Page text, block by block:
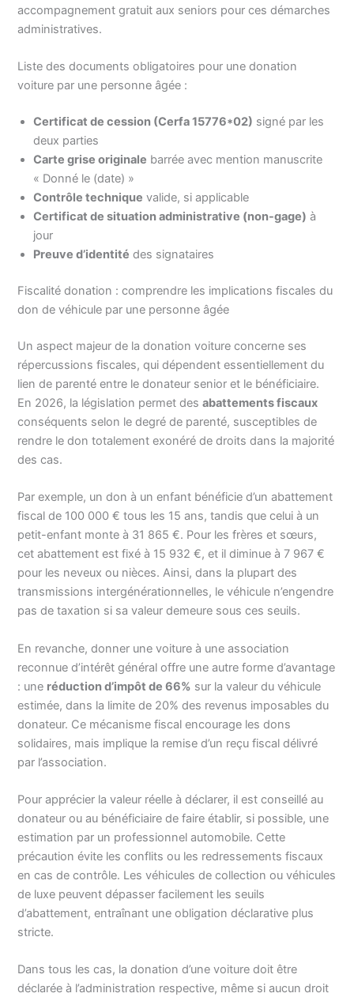
accompagnement gratuit aux seniors pour ces démarches
administratives.
Liste des documents obligatoires pour une donation
voiture par une personne âgée :
Certificat de cession (Cerfa 15776*02) signé par les
deux parties
Carte grise originale barrée avec mention manuscrite
« Donné le (date) »
Contrôle technique valide, si applicable
Certificat de situation administrative (non-gage) à
jour
Preuve d’identité des signataires
Fiscalité donation : comprendre les implications fiscales du
don de véhicule par une personne âgée
Un aspect majeur de la donation voiture concerne ses
répercussions fiscales, qui dépendent essentiellement du
lien de parenté entre le donateur senior et le bénéficiaire.
En 2026, la législation permet desabattements fiscaux
conséquents selon le degré de parenté, susceptibles de
rendre le don totalement exonéré de droits dans la majorité
des cas.
Par exemple, un don à un enfant bénéficie d’un abattement
fiscal de 100 000 € tous les 15 ans, tandis que celui à un
petit-enfant monte à 31 865 €. Pour les frères et sœurs,
cet abattement est fixé à 15 932 €, et il diminue à 7 967 €
pour les neveux ou nièces. Ainsi, dans la plupart des
transmissions intergénérationnelles, le véhicule n’engendre
pas de taxation si sa valeur demeure sous ces seuils.
En revanche, donner une voiture à une association
reconnue d’intérêt général offre une autre forme d’avantage
: une réduction d’impôt de 66% sur la valeur du véhicule
estimée, dans la limite de 20% des revenus imposables du
donateur. Ce mécanisme fiscal encourage les dons
solidaires, mais implique la remise d’un reçu fiscal délivré
par l’association.
Pour apprécier la valeur réelle à déclarer, il est conseillé au
donateur ou au bénéficiaire de faire établir, si possible, une
estimation par un professionnel automobile. Cette
précaution évite les conflits ou les redressements fiscaux
en cas de contrôle. Les véhicules de collection ou véhicules
de luxe peuvent dépasser facilement les seuils
d’abattement, entraînant une obligation déclarative plus
stricte.
Dans tous les cas, la donation d’une voiture doit être
déclarée à l’administration respective, même si aucun droit